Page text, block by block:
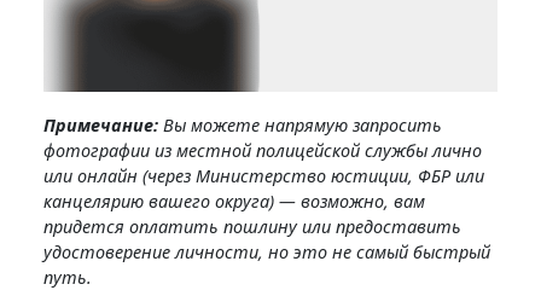
Примечание:Вы можете напрямую запросить
фотографии из местной полицейской службы лично
или онлайн (через Министерство юстиции, ФБР или
канцелярию вашего округа) — возможно, вам
придется оплатить пошлину или предоставить
удостоверение личности, но это не самый быстрый
путь.